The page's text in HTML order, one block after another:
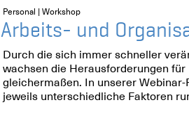
Personal | Workshop
Arbeits- und
Durch die sich immer schneller
wachsen die Herausforderungen
gleichermaßen. In unserer
jeweils unterschiedliche Faktoren